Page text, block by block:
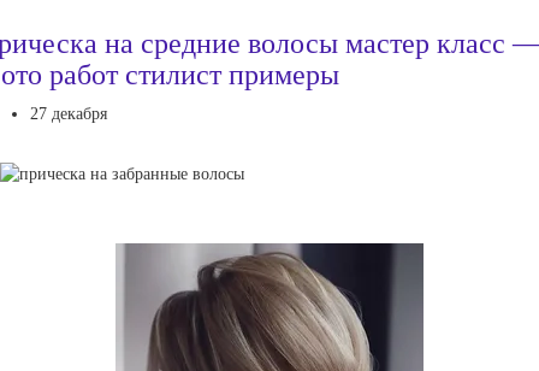
на средние волосы мастер класс
работ стилист примеры
27 декабря